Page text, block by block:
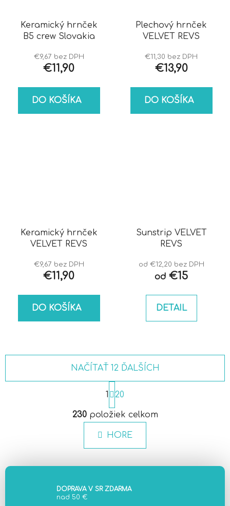
Keramický hrnček
B5 crew Slovakia
€9,67 bez DPH
€11,90
DO KOŠÍKA
Plechový hrnček
VELVET REVS
€11,30 bez DPH
€13,90
DO KOŠÍKA
Keramický hrnček
VELVET REVS
€9,67 bez DPH
€11,90
DO KOŠÍKA
Sunstrip VELVET
REVS
od €12,20 bez DPH
od €15
DETAIL
O
v
l
á
d
i
NAČÍTAŤ 12 ĎALŠÍCH
S
t
r
á
n
k
a
i
e
1 20
230položiek celkom
HORE
DOPRAVA V SR ZDARMA
nad 50 €